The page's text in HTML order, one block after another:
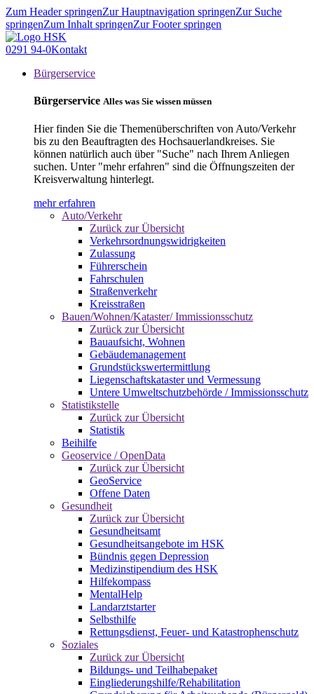
Zum Header springenZur Hauptnavigation springenZur Suche
springenZum Inhalt springenZur Footer springen
0291 94-0Kontakt
Bürgerservice
Bürgerservice Alles was Sie wissen müssen
Hier finden Sie die Themenüberschriften von Auto/Verkehr
bis zu den Beauftragten des Hochsauerlandkreises. Sie
können natürlich auch über "Suche" nach Ihrem Anliegen
suchen. Unter "mehr erfahren" sind die Öffnungszeiten der
Kreisverwaltung hinterlegt.
mehr erfahren
Auto/Verkehr
Zurück zur Übersicht
Verkehrsordnungswidrigkeiten
Zulassung
Führerschein
Fahrschulen
Straßenverkehr
Kreisstraßen
Bauen/Wohnen/Kataster/ Immissionsschutz
Zurück zur Übersicht
Bauaufsicht, Wohnen
Gebäudemanagement
Grundstückswertermittlung
Liegenschaftskataster und Vermessung
Untere Umweltschutzbehörde / Immissionsschutz
Statistikstelle
Zurück zur Übersicht
Statistik
Beihilfe
Geoservice / OpenData
Zurück zur Übersicht
GeoService
Offene Daten
Gesundheit
Zurück zur Übersicht
Gesundheitsamt
Gesundheitsangebote im HSK
Bündnis gegen Depression
Medizinstipendium des HSK
Hilfekompass
MentalHelp
Landarztstarter
Selbsthilfe
Rettungsdienst, Feuer- und Katastrophenschutz
Soziales
Zurück zur Übersicht
Bildungs- und Teilhabepaket
Eingliederungshilfe/Rehabilitation